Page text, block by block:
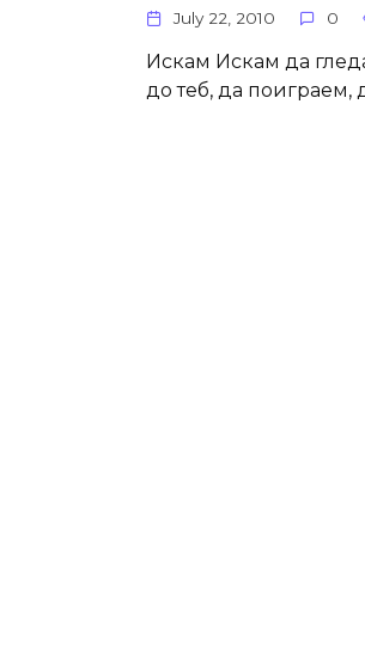
July 22, 2010 0
Искам Искам да
до теб, да